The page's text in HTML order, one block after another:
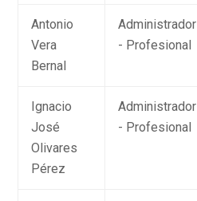
Antonio
Vera
Bernal
Administrador
- Profesional
Ignacio
José
Olivares
Pérez
Administrador
- Profesional